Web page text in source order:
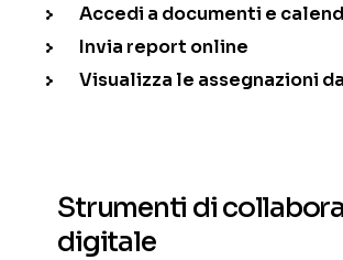
Accedi a documenti e
Invia report online
Visualizza le assegnazioni
Strumenti di
digitale